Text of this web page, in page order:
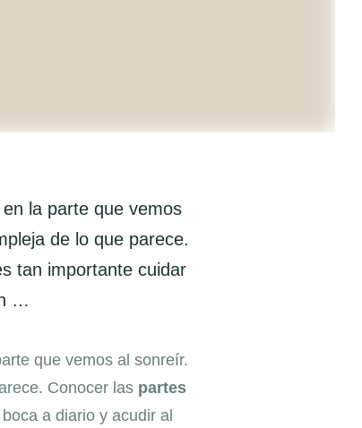
la parte que vemos
de lo que parece.
tan importante cuidar
…
que vemos al sonreír.
Conocer las partes
a diario y acudir al